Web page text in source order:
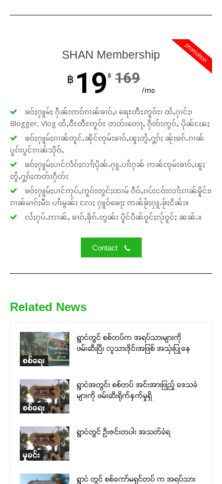
promotion
SHAN Membership
฿ 19 ฿ 169
/mo
ၶဝ်ႈႁူမ်ႈ ႁဵၼ်းဢဝ်ၵၢၼ်ၶၢဝ်ႇ၊ ရေႊတီႊဢူဝ်ႊ၊ ထႆႇႁၢင်ႈ၊
Blogger, Vlog ထႆႇဝီႊတီႊဢူဝ်ႊ တတ်းတေႃႇ ႁဵတ်းဢွၵ်ႇ ပိုၼ်ၽႄႈ
ၶဝ်ႈႁူမ်ႈၵၢၼ်တူင်ႉၼိုင်ၸုမ်းၶၢဝ်ႇၽူႈတွႆႇႁွၵ်ႈ ၼႂ်းၶၵ်ႉၵၢၼ်
ပူၵ်းပွင်ၵၢၼ်သိုဝ်ႇ
ၶဝ်ႈႁူမ်ႈပၢင်လႅၵ်ႈလၢႆႈပိုၼ်ႉႁူႉပၢႆးႁၼ် ဢၼ်ၸုမ်းၶၢဝ်ႇၽူႈ
တွႆႇႁွၵ်ႈၸတ်းႁဵတ်း
ၶဝ်ႈႁူမ်ႈပၢင်ဢုပ်ႇဢူဝ်းတွင်ႈထၢမ် ၵဵဝ်ႇၵပ်းငဝ်းလၢႆးၵၢၼ်မိူင်း၊
ၵၢၼ်မၢၵ်ႈမီး၊ ပၢႆးမွၼ်း လႄႈ ႁူဝ်ၶေႃႈ ဢၼ်ၶႂ်ႈႁူႉၶႂ်ႈငိၼ်း။
လႆႈႁပ်ႉဢၢၼ်ႇ ၶၢဝ်ႇၶိုၵ်ႉတွၼ်း ပိူင်ပဵၼ်ဝူင်ႈလႂ်ဝူင်ႈ ၼၼ်ႉ။
Contact
Related News
စစ်ရေး
ရွာငံတွင် စစ်တပ်က အရပ်သားများကို
ဖမ်းဆီးပြီး လူသားဒိုင်းအဖြစ် အသုံးပြုနေ
စစ်ရေး
ရွာငံအတွင်း စစ်တပ် အင်းအားဖြည့် ဒေသခံ
များကို ဖမ်းဆီးရိုက်နှက်မှုရှိ
မှုခင်း
ရွာငံတွင် ဦးဇင်းတပါး အသတ်ခံရ
ရွာငံ တွင် စစ်ကော်မရှင်တပ် က အရပ်သား